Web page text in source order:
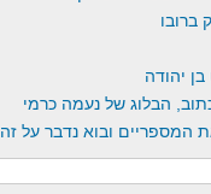
ברובו
בן יהודה
הבלוג של נעמה כרמי
המספריים ובוא נדבר על זה